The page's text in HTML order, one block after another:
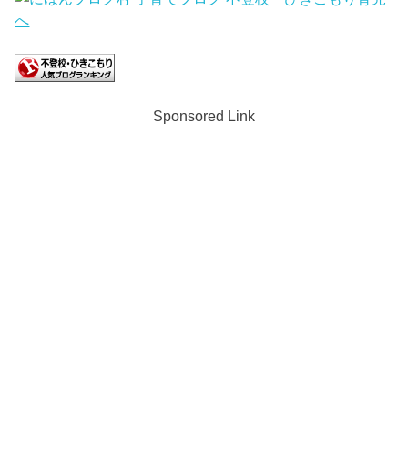
Sponsored Link